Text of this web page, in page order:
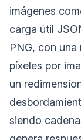
imágenes
carga útil
PNG, con
píxeles por
un
siendo